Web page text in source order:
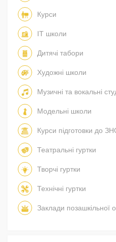
Курси
IT школи
Дитячі табори
Художні школи
Музичні та вокальні
Модельні школи
Курси підготовки до
Театральні гуртки
Творчі гуртки
Технічні гуртки
Заклади позашкільної